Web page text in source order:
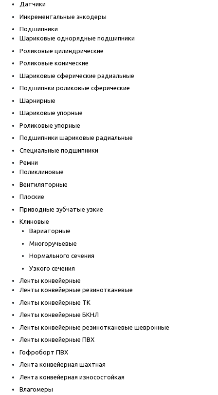
Датчики
Инкрементальные энкодеры
Подшипники
Шариковые однорядные подшипники
Роликовые цилиндрические
Роликовые конические
Шариковые сферические радиальные
Подшипнки роликовые сферические
Шарнирные
Шариковые упорные
Роликовые упорные
Подшипники шариковые радиальные
Специальные подшипники
Ремни
Поликлиновые
Вентиляторные
Плоские
Приводные зубчатые узкие
Клиновые
Вариаторные
Многоручьевые
Нормального сечения
Узкого сечения
Ленты конвейерные
Ленты конвейерные резинотканевые
Ленты конвейерные ТК
Ленты конвейерные БКНЛ
Ленты конвейерные резинотканевые шевронные
Ленты конвейерные ПВХ
Гофроборт ПВХ
Лента конвейерная шахтная
Лента конвейерная износостойкая
Влагомеры